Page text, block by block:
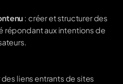
: créer et structurer des
répondant aux intentions de
liens entrants de sites